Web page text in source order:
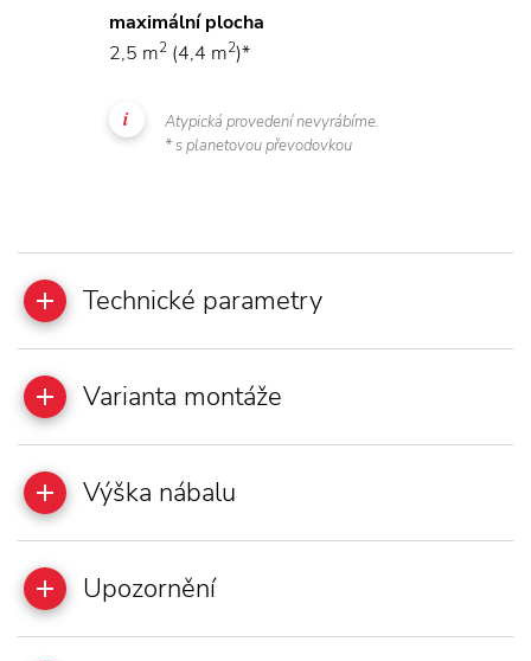
maximální plocha
2,5 m2 (4,4 m2)*
Atypická provedení nevyrábíme.
* s planetovou převodovkou
Technické parametry
Varianta montáže
Výška nábalu
Upozornění